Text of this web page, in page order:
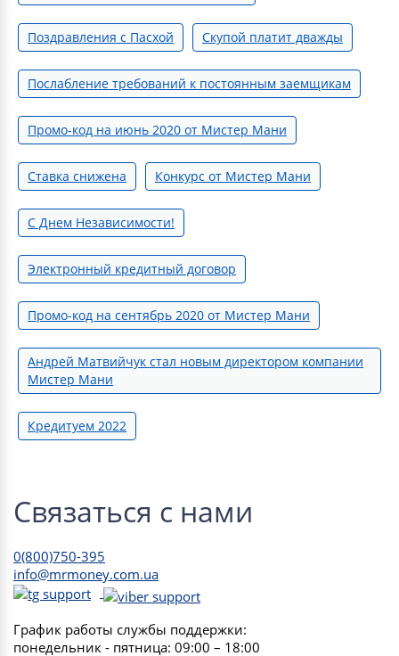
Поздравления с Пасхой Скупой платит дважды
Послабление требований к постоянным заемщикам
Промо-код на июнь 2020 от Мистер Мани
Cтавка снижена Конкурс от Мистер Мани
С Днем Независимости!
Электронный кредитный договор
Промо-код на сентябрь 2020 от Мистер Мани
Андрей Матвийчук стал новым директором компании
Мистер Мани
Кредитуем 2022
Связаться с нами
0(800)750-395
info@mrmoney.com.ua
График работы службы поддержки:
понедельник - пятница: 09:00 – 18:00